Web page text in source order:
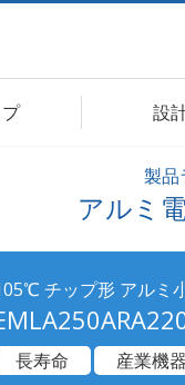
設
製品
アルミ
チップ形 アルミ
長寿命
産業機